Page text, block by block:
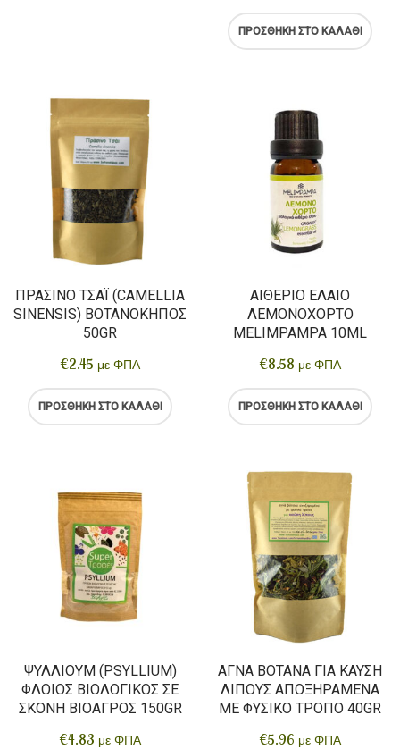
ΠΡΟΣΘΉΚΗ ΣΤΟ ΚΑΛΆΘΙ
ΠΡΆΣΙΝΟ ΤΣΆΙ (CAMELLIA
SINENSIS) ΒΟΤΑΝΌΚΗΠΟΣ
50GR
€2.45 με ΦΠΑ
ΠΡΟΣΘΉΚΗ ΣΤΟ ΚΑΛΆΘΙ
ΑΙΘΈΡΙΟ ΈΛΑΙΟ
ΛΕΜΟΝΌΧΟΡΤΟ
MELIMPAMPA 10ML
€8.58 με ΦΠΑ
ΠΡΟΣΘΉΚΗ ΣΤΟ ΚΑΛΆΘΙ
ΨΎΛΛΙΟΥΜ (PSYLLIUM)
ΦΛΟΙΟΣ ΒΙΟΛΟΓΙΚΌΣ ΣΕ
ΣΚΌΝΗ ΒΙΟΑΓΡΌΣ 150GR
€4.83 με ΦΠΑ
ΑΓΝΆ ΒΌΤΑΝΑ ΓΙΑ ΚΑΎΣΗ
ΛΊΠΟΥΣ ΑΠΟΞΗΡΑΜΈΝΑ
ΜΕ ΦΥΣΙΚΌ ΤΡΌΠΟ 40GR
€5.96 με ΦΠΑ